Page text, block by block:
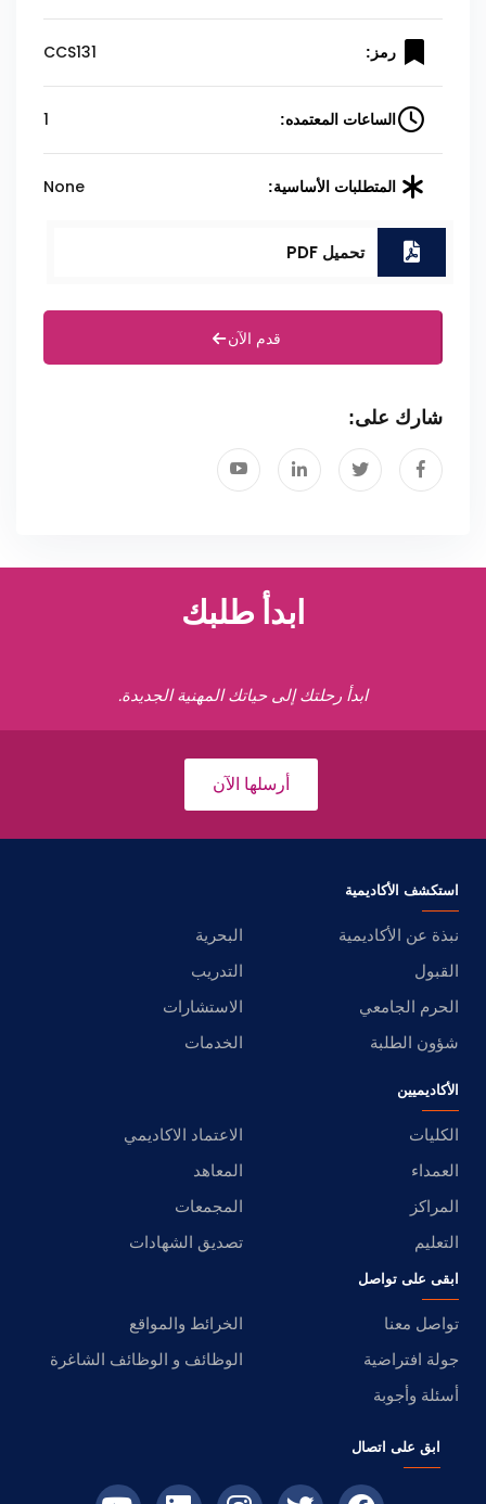
رمز: CCS131
الساعات المعتمده: 1
المتطلبات الأساسية: None
تحميل PDF
قدم الآن
شارك على:
ابدأ طلبك
ابدأ رحلتك إلى حياتك المهنية الجديدة.
أرسلها الآن
استكشف الأكاديمية
نبذة عن الأكاديمية
البحرية
القبول
التدريب
الحرم الجامعي
الاستشارات
شؤون الطلبة
الخدمات
الأكاديميين
الكليات
الاعتماد الاكاديمي
العمداء
المعاهد
المراكز
المجمعات
التعليم
تصديق الشهادات
ابقى على تواصل
تواصل معنا
الخرائط والمواقع
جولة افتراضية
الوظائف و الوظائف الشاغرة
أسئلة وأجوبة
ابق على اتصال